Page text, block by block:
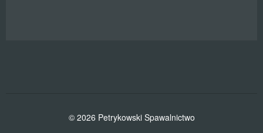
© 2026 Petrykowski Spawalnictwo